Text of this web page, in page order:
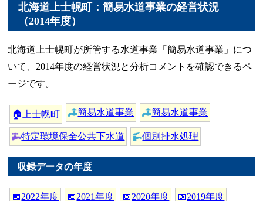
北海道上士幌町：簡易水道事業の経営状況
（2014年度）
北海道上士幌町が所管する水道事業「簡易水道事業」につ
いて、2014年度の経営状況と分析コメントを確認できるペ
ージです。
🏠 上士幌町 簡易水道事業 簡易水道事業
特定環境保全公共下水道 個別排水処理
収録データの年度
📅2022年度 📅2021年度 📅2020年度 📅2019年度